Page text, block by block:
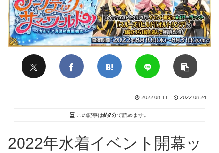
2022.08.11 2022.08.24
この記事は約7分で読めます。
2022年水着イベント開幕ッ